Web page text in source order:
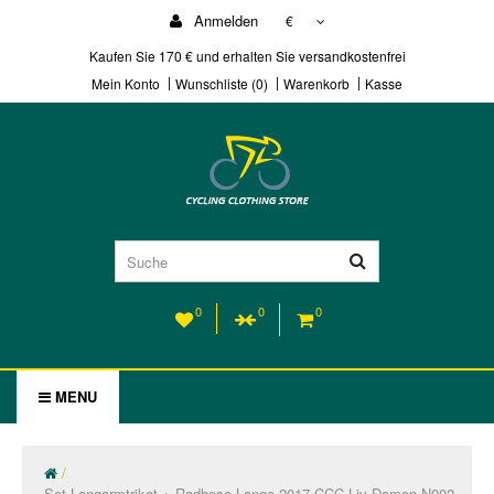
Anmelden
€
Kaufen Sie 170 € und erhalten Sie versandkostenfrei
Mein Konto
Wunschliste (0) Warenkorb Kasse
0 0 0
MENU